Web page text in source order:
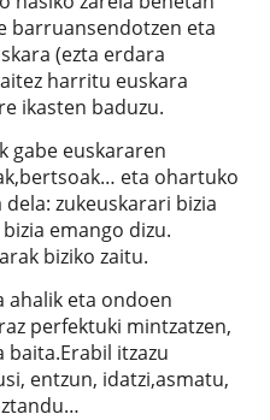
barruansendotzen eta
(ezta erdara
harritu euskara
ikasten baduzu.
euskararen
eta ohartuko
zukeuskarari bizia
emango dizu.
biziko zaitu.
eta ondoen
perfektuki mintzatzen,
itzazu
entzun, idatzi,asmatu,